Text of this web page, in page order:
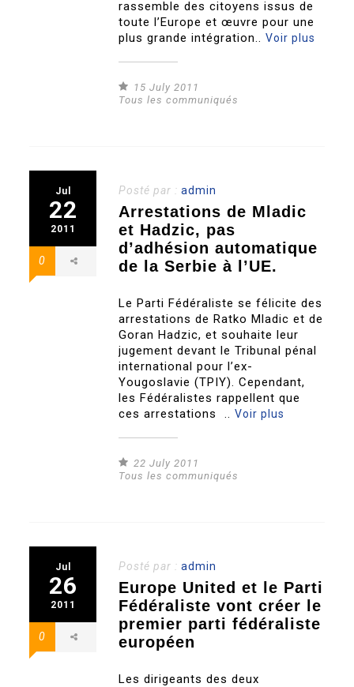
rassemble des citoyens issus de
toute l’Europe et œuvre pour une
plus grande intégration..Voir plus
15 July 2011
Tous les communiqués
Jul
22
2011
0
Posté par :admin
Arrestations de Mladic
et Hadzic, pas
d’adhésion automatique
de la Serbie à l’UE.
Le Parti Fédéraliste se félicite des
arrestations de Ratko Mladic et de
Goran Hadzic, et souhaite leur
jugement devant le Tribunal pénal
international pour l’ex-
Yougoslavie (TPIY). Cependant,
les Fédéralistes rappellent que
ces arrestations ..Voir plus
22 July 2011
Tous les communiqués
Jul
26
2011
0
Posté par :admin
Europe United et le Parti
Fédéraliste vont créer le
premier parti fédéraliste
européen
Les dirigeants des deux